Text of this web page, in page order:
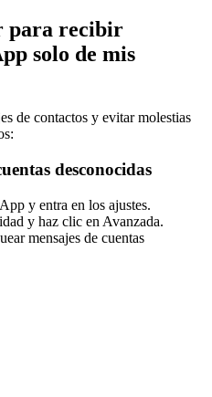
para recibir
solo de mis
de contactos y evitar molestias
desconocidas
y entra en los ajustes.
y haz clic en Avanzada.
mensajes de cuentas